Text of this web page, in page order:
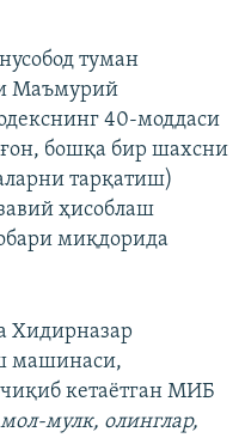
туман
Маъмурий
40-моддаси
бошқа бир шахсни
тарқатиш)
ҳисоблаш
миқдорида
Хидирназар
машинаси,
кетаётган МИБ
мулк, олинглар,